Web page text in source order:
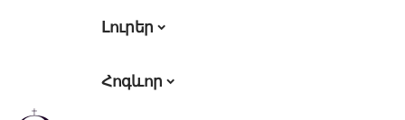
Լուրեր
Հոգևոր